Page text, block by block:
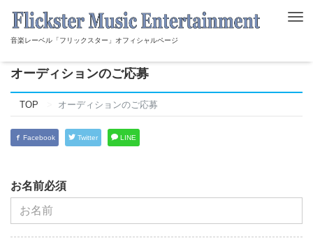
音楽レーベル「フリックスター」オフィシャルページ
オーディションのご応募
TOP オーディションのご応募
Facebook Twitter LINE
お名前必須